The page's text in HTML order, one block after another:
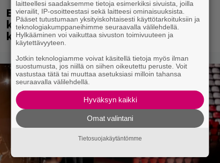
Eppu Normaali soitti viimeisen
keikkansa – nämä kappaleet sillä
kuultiin
laitteellesi saadaksemme tietoja esimerkiksi sivuista, joilla
vierailit, IP-osoitteestasi sekä laitteesi ominaisuuksista.
Pääset tutustumaan yksityiskohtaisesti käyttötarkoituksiin ja
teknologiakumppaneihimme seuraavalla välilehdellä.
Hylkääminen voi vaikuttaa sivuston toimivuuteen ja
käytettävyyteen.
Jotkin teknologiamme voivat käsitellä tietoja myös ilman
suostumusta, jos niillä on siihen oikeutettu peruste. Voit
vastustaa tätä tai muuttaa asetuksiasi milloin tahansa
seuraavalla välilehdellä.
Hyväksyn kaikki
Omat valintani
Tietosuojakäytäntömme